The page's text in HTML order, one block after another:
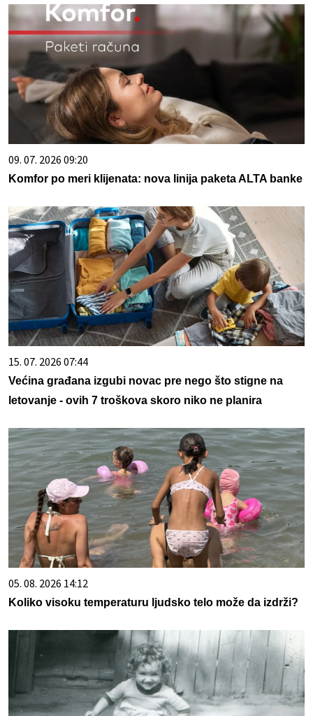
09. 07. 2026 09:20
Komfor po meri klijenata: nova linija paketa ALTA banke
15. 07. 2026 07:44
Većina građana izgubi novac pre nego što stigne na
letovanje - ovih 7 troškova skoro niko ne planira
05. 08. 2026 14:12
Koliko visoku temperaturu ljudsko telo može da izdrži?